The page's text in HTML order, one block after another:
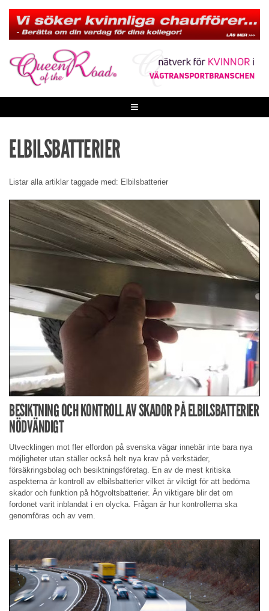
content
≡
ELBILSBATTERIER
Listar alla artiklar taggade med: Elbilsbatterier
BESIKTNING OCH KONTROLL AV SKADOR PÅ ELBILSBATTERIER
NÖDVÄNDIGT
Utvecklingen mot fler elfordon på svenska vägar innebär inte bara nya
möjligheter utan ställer också helt nya krav på verkstäder,
försäkringsbolag och besiktningsföretag. En av de mest kritiska
aspekterna är kontroll av elbilsbatterier vilket är viktigt för att bedöma
skador och funktion på högvoltsbatterier. Än viktigare blir det om
fordonet varit inblandat i en olycka. Frågan är hur kontrollerna ska
genomföras och av vem.